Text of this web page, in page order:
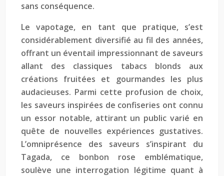
sans conséquence.
Le vapotage, en tant que pratique, s’est
considérablement diversifié au fil des années,
offrant un éventail impressionnant de saveurs
allant des classiques tabacs blonds aux
créations fruitées et gourmandes les plus
audacieuses. Parmi cette profusion de choix,
les saveurs inspirées de confiseries ont connu
un essor notable, attirant un public varié en
quête de nouvelles expériences gustatives.
L’omniprésence des saveurs s’inspirant du
Tagada, ce bonbon rose emblématique,
soulève une interrogation légitime quant à